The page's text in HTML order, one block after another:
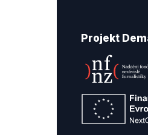
Projekt